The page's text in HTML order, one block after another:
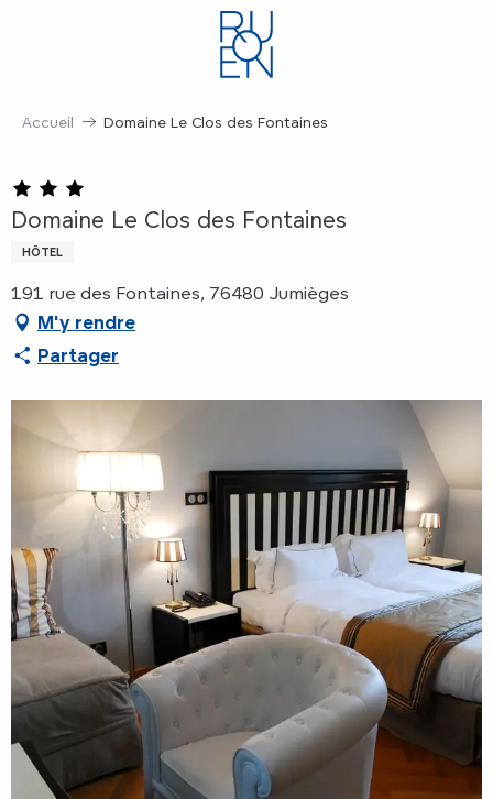
Accueil Domaine Le Clos des Fontaines
Domaine Le Clos des Fontaines
HÔTEL
191 rue des Fontaines, 76480 Jumièges
M'y rendre
Partager